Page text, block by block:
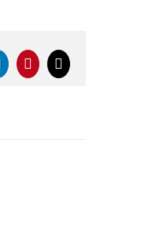
LinkedInPinterestEmail